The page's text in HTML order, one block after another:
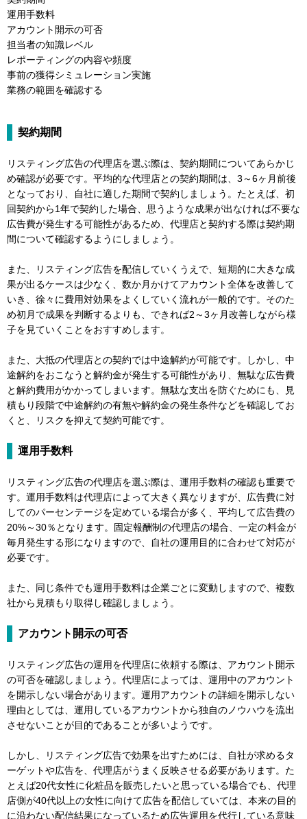
運用手数料
アカウント開示の可否
担当者の知識レベル
レポーティングの内容や頻度
事前の獲得シミュレーション実施
業務の範囲を確認する
契約期間
リスティング広告の代理店を選ぶ際は、契約期間についてあらかじ
め確認が必要です。平均的な代理店との契約期間は、3～6ヶ月前後
となっており、自社に適した期間で契約しましょう。たとえば、初
回契約から1年で契約した場合、思うような成果が出なければ不要な
広告費が発生する可能性があるため、代理店と契約する際は契約期
間について確認するようにしましょう。
また、リスティング広告を配信していくうえで、短期的に大きな成
果が出るケースは少なく、数か月かけてアカウント全体を改善して
いき、徐々に費用対効果をよくしていく流れが一般的です。そのた
め初月で成果を判断するよりも、できれば2～3ヶ月改善しながら様
子を見ていくことをおすすめします。
また、大抵の代理店との契約では中途解約が可能です。しかし、中
途解約をおこなうと解約金が発生する可能性があり、無駄な広告費
と解約費用がかかってしまいます。無駄な支出を防ぐためにも、見
積もり段階で中途解約の有無や解約金の発生条件などを確認してお
くと、リスクを抑えて契約可能です。
運用手数料
リスティング広告の代理店を選ぶ際は、運用手数料の確認も重要で
す。運用手数料は代理店によって大きく異なりますが、広告費に対
してのパーセンテージを定めている場合が多く、平均して広告費の
20%～30％となります。固定報酬制の代理店の場合、一定の料金が
毎月発生する形になりますので、自社の運用目的に合わせて対応が
必要です。
また、同じ条件でも運用手数料は企業ごとに変動しますので、複数
社から見積もり取得し確認しましょう。
アカウント開示の可否
リスティング広告の運用を代理店に依頼する際は、アカウント開示
の可否を確認しましょう。代理店によっては、運用中のアカウント
を開示しない場合があります。運用アカウントの詳細を開示しない
理由としては、運用しているアカウントから独自のノウハウを流出
させないことが目的であることが多いようです。
しかし、リスティング広告で効果を出すためには、自社が求めるタ
ーゲットや広告を、代理店がうまく反映させる必要があります。た
とえば20代女性に化粧品を販売したいと思っている場合でも、代理
店側が40代以上の女性に向けて広告を配信していては、本来の目的
に沿わない配信結果になっているため広告運用を代行している意味